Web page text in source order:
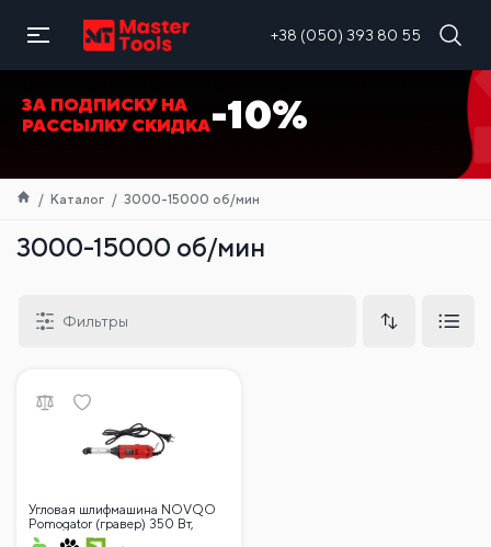
+38 (050) 393 80 55
RU
ЗА ПОДПИСКУ НА
РАССЫЛКУ СКИДКА-10%
Каталог 3000-15000 об/мин
3000-15000 об/мин
Фильтры
Угловая шлифмашина NOVQO
Pomogator (гравер) 350 Вт,
3000-15000 об/мин